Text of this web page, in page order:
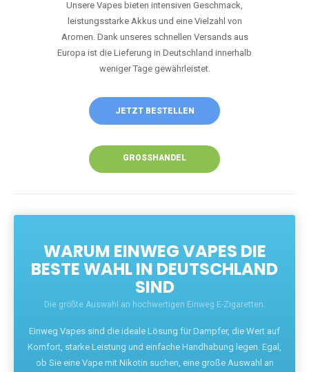
Unsere Vapes bieten intensiven Geschmack,
leistungsstarke Akkus und eine Vielzahl von
Aromen. Dank unseres schnellen Versands aus
Europa ist die Lieferung in Deutschland innerhalb
weniger Tage gewährleistet.
JETZT BESTELLEN
GROSSHANDEL
WARUM EINWEG VAPES DIE
BESTE WAHL IN DEUTSCHLAND
SIND
Die größte Auswahl an hochwertigen Einweg E-Zigaretten.
Einweg Vapes sind die ideale Lösung für Dampfer, die Wert auf
Komfort, starke Leistung und einfache Handhabung legen. Egal,
ob Sie eine Vape mit Nikotin suchen, eine große Auswahl an